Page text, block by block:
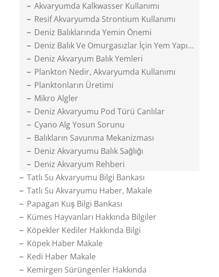
Akvaryumda Kalkwasser Kullanımı
Resif Akvaryumda Strontium Kullanımı
Deniz Balıklarında Yemin Önemi
Deniz Balık Ve Omurgasızlar İçin Yem Yapımı
Deniz Akvaryum Balık Yemleri
Plankton Nedir, Akvaryumda Kullanımı
Planktonların Üretimi
Mikro Algler
Deniz Akvaryumu Pod Türü Canlılar
Cyano Alg Yosun Sorunu
Balıkların Savunma Mekanizması
Deniz Akvaryumu Balık Sağlığı
Deniz Akvaryum Rehberi
Tatlı Su Akvaryumu Bilgi Bankası
Tatlı Su Akvaryumu Haber, Makale
Papagan Kuş Bilgi Bankası
Kümes Hayvanları Hakkında Bilgiler
Köpekler Kediler Hakkında Bilgi
Köpek Haber Makale
Kedi Haber Makale
Kemirgen Sürüngenler Hakkında